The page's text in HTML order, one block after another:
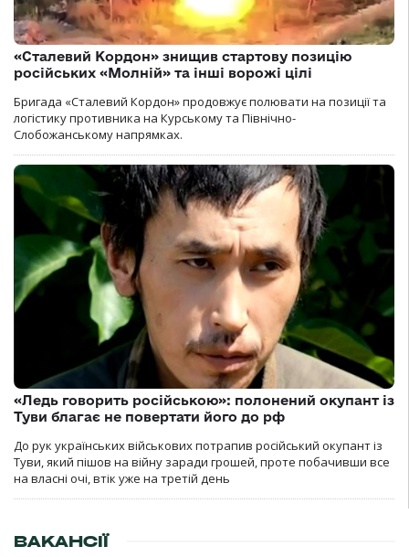
«Сталевий Кордон» знищив стартову позицію
російських «Молній» та інші ворожі цілі
Бригада «Сталевий Кордон» продовжує полювати на позиції та
логістику противника на Курському та Північно-
Слобожанському напрямках.
«Ледь говорить російською»: полонений окупант із
Туви благає не повертати його до рф
До рук українських військових потрапив російський окупант із
Туви, який пішов на війну заради грошей, проте побачивши все
на власні очі, втік уже на третій день
ВАКАНСІЇ